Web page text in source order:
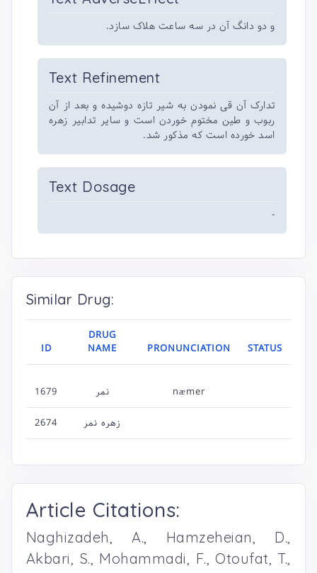
و دو دانگ آن در سه ساعت هلاک سازد.
Text Refinement
تدارک آن قی نمودن به شیر تازه دوشیده و بعد از آن
ربوب و طین مختوم خوردن است و سایر تدابیر زهره
اسد خورده است که مذکور شد.
Text Dosage
-
Similar Drug:
ID
DRUG
NAME
PRONUNCIATION STATUS
1679 نمر næmer
2674 زهره نمر
Article Citations:
Naghizadeh, A., Hamzeheian, D.,
Akbari, S., Mohammadi, F., Otoufat, T.,